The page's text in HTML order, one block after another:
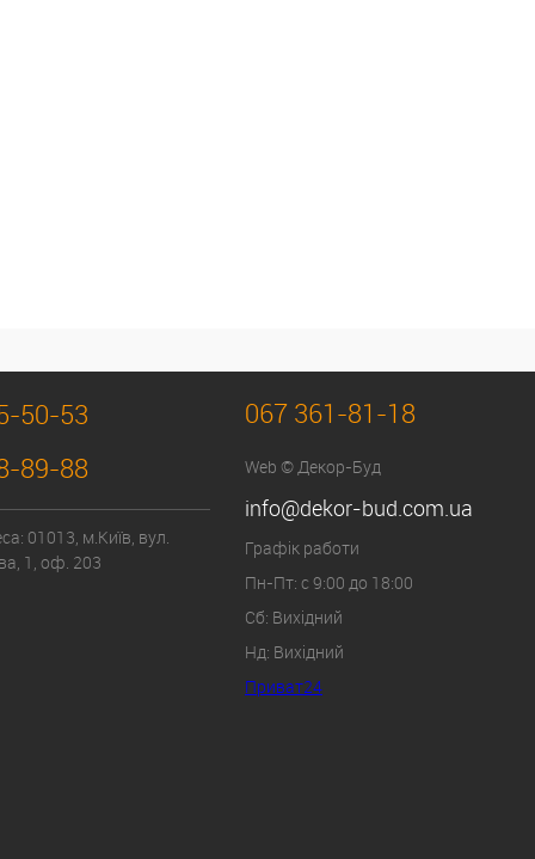
50-53
89-88
01013, м.Київ, вул.
1, оф. 203
067 361-81-18
Web © Декор-Буд
info@dekor-bud.com.ua
Графік работи
Пн-Пт: с 9:00 до 18:00
Сб: Вихідний
Нд: Вихідний
Приват24